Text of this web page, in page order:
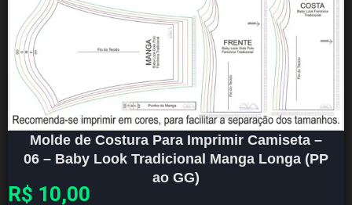
Molde de Costura Para Imprimir Camiseta –
06 – Baby Look Tradicional Manga Longa (PP
ao GG)
R$ 10,00